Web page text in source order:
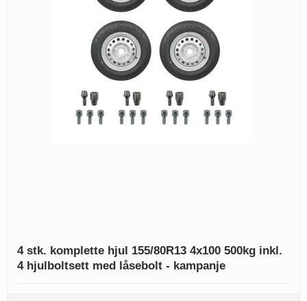
4 stk. komplette hjul 155/80R13 4x100 500kg inkl.
4 hjulboltsett med låsebolt - kampanje